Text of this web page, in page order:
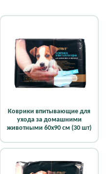
Коврики впитывающие для
ухода за домашними
животными 60х90 см (30 шт)